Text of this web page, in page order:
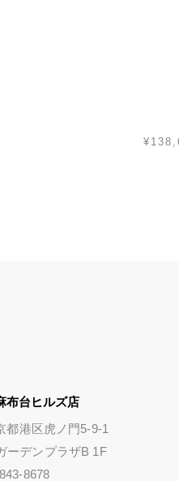
布台ヒルズ店
都港区虎ノ門5-9-1
ーデンプラザB 1F
8678